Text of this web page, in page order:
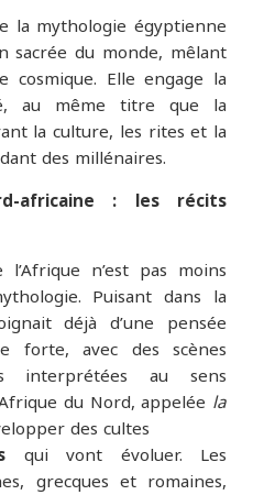
la mythologie égyptienne
sacrée du monde, mêlant
Elle engage la
au même titre que la
la culture, les rites et la
des millénaires.
africaine : les récits
n’est pas moins
Puisant dans la
déjà d’une pensée
forte, avec des scènes
interprétées au sens
du Nord, appelée la
des cultes
qui vont évoluer. Les
grecques et romaines,